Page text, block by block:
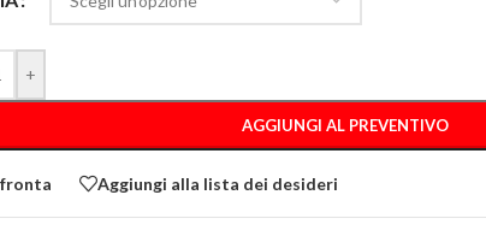
+
AGGIUNGI AL PREVENTIVO
Aggiungi alla lista dei desideri